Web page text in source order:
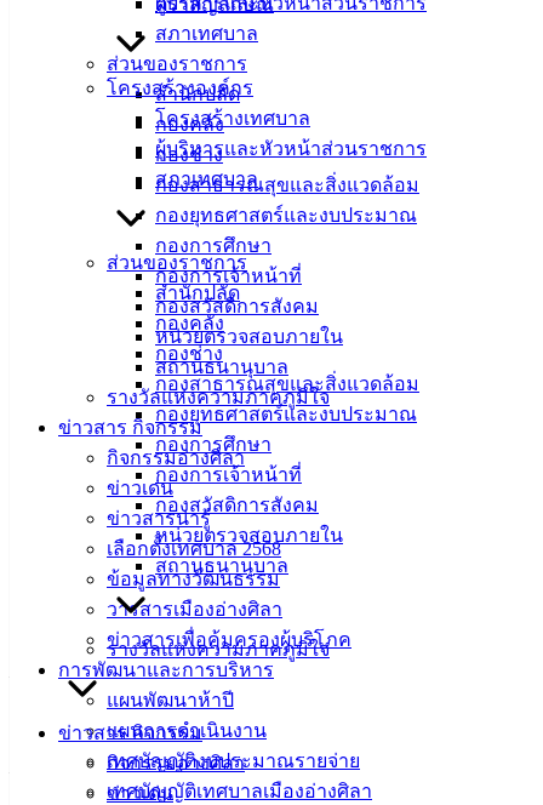
สภาเทศบาล
ส่วนของราชการ
สำนักปลัด
กองคลัง
กองช่าง
กองสาธารณสุขและสิ่งแวดล้อม
กองยุทธศาสตร์และงบประมาณ
กองการศึกษา
กองการเจ้าหน้าที่
กองสวัสดิการสังคม
หน่วยตรวจสอบภายใน
สถานธนานุบาล
รางวัลแห่งความภาคภูมิใจ
ข่าวสาร กิจกรรม
กิจกรรมอ่างศิลา
ข่าวเด่น
ข่าวสารน่ารู้
เลือกตั้งเทศบาล 2568
ข้อมูลทางวัฒนธรรม
วารสารเมืองอ่างศิลา
ข่าวสารเพื่อคุ้มครองผู้บริโภค
การพัฒนาและการบริหาร
แผนพัฒนาห้าปี
แผนการดำเนินงาน
เทศบัญญัติงบประมาณรายจ่าย
เทศบัญญัติเทศบาลเมืองอ่างศิลา
ตราสัญลักษณ์
โครงสร้างองค์กร
โครงสร้างเทศบาล
ผู้บริหารและหัวหน้าส่วนราชการ
สภาเทศบาล
ส่วนของราชการ
สำนักปลัด
กองคลัง
กองช่าง
กองสาธารณสุขและสิ่งแวดล้อม
กองยุทธศาสตร์และงบประมาณ
กองการศึกษา
กองการเจ้าหน้าที่
กองสวัสดิการสังคม
หน่วยตรวจสอบภายใน
สถานธนานุบาล
รางวัลแห่งความภาคภูมิใจ
ข่าวสาร กิจกรรม
กิจกรรมอ่างศิลา
ข่าวเด่น
วันที่ 9 กันยายน 2568 นายวินัย พ้นภัยพาล นายกเทศมนตรีเมือง
อ่างศิลา พร้อมด้วยคณะผู้บริหาร หัวหน้าส่วนราชการ ร่วม
ต้อนรับคณะทัศนศึกษาดูงานจากมหาวิทยาลัยวลัยลักษณ์
จ.นครศรีธรรมราช นำโดย รศ.ดร.กิจฐเชต ไกรวาส
ผอ.โครงการบัณฑิตศึกษา สาขารัฐประศาสนศาสตร์ ม.วลัย
ลักษณ์ ซึ่งเดินทางมาศึกษาและแลกเปลี่ยนองค์ความรู้กับ
เทศบาลเมืองอ่างศิลา ในฐานเมืองที่มีสถานที่ท่องเที่ยวและ
โบราณสถานตั้งอยู่ในพื้นที่ติดชายทะเล โดยเฉพาะพิพิธภัณฑ์
เฉลิมพระเกียรติ 72 พรรษา มหาราช นอกจากนี้ยังมีชุมชนที่
ประกอบอาชีพประมงพื้นบ้าน มีการจัดตั้งธนาคารปูม้ากลุ่ม
ประมงเรือเล็กอ่างศิลา มีตลาดจำหน่ายสินค้าอาหารทะเล รวม
ทั้งยังมีสถานที่ที่นักท่องเที่ยวนิยมเดินทางมาเยือนอีกหลายแห่ง
ทั้งนี้ การเดินทางมาแลกเปลี่ยนองค์ความรู้ดังกล่าว เป็นส่วน
หนึ่งของการศึกษาความเป็นไปได้ในการพัฒนาพื้นที่สาธารณะ
เพื่อการท่องเที่ยวและนันทนาการบริเวณชายหาดบ่อนนท์
ต.ท่าศาลา อ.ท่าลา จ.นครศรีธรรมราช
: งานบริการและเผยแพร่วิชาการ กองยุทธศาสตร์และงบ
ประมาณ เทศบาลเมืองอ่างศิลา
————————————–
ติดต่อหรือรับข้อมูลข่าวสารเทศบาลเมืองอ่างศิลา
– เว็บไซต์ : www.angsilacity.go.th